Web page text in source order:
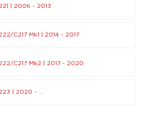
| 2006 - 2013
C217 Mk1 | 2014 - 2017
C217 Mk2 | 2017 - 2020
| 2020 - ...